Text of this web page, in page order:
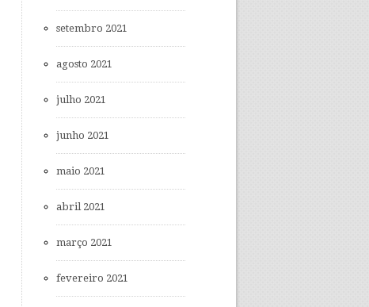
setembro 2021
agosto 2021
julho 2021
junho 2021
maio 2021
abril 2021
março 2021
fevereiro 2021